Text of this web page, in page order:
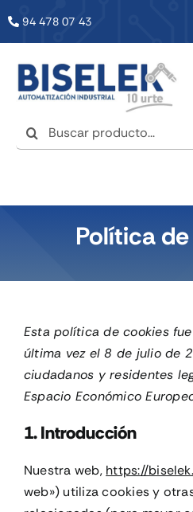
94 478 07 43
Buscar:
INICIO
SERVICIOS
NOTICIAS
CONTACTO
CARRITO
Política
Esta política de cookies
última vez el 8 de julio de
ciudadanos y residentes
Espacio Económico
1. Introducción
Nuestra web, https://
web») utiliza cookies y